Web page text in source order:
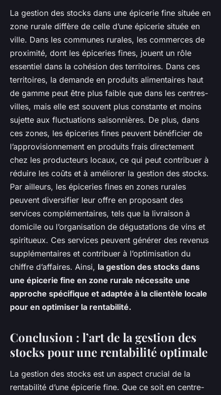
La gestion des stocks dans une épicerie fine située en
zone rurale diffère de celle d’une épicerie située en
ville. Dans les communes rurales, les commerces de
proximité, dont les épiceries fines, jouent un rôle
essentiel dans la cohésion des territoires. Dans ces
territoires, la demande en produits alimentaires haut
de gamme peut être plus faible que dans les centres-
villes, mais elle est souvent plus constante et moins
sujette aux fluctuations saisonnières. De plus, dans
ces zones, les épiceries fines peuvent bénéficier de
l’approvisionnement en produits frais directement
chez les producteurs locaux, ce qui peut contribuer à
réduire les coûts et à améliorer la gestion des stocks.
Par ailleurs, les épiceries fines en zones rurales
peuvent diversifier leur offre en proposant des
services complémentaires, tels que la livraison à
domicile ou l’organisation de dégustations de vins et
spiritueux. Ces services peuvent générer des revenus
supplémentaires et contribuer à l’optimisation du
chiffre d’affaires. Ainsi, la gestion des stocks dans
une épicerie fine en zone rurale nécessite une
approche spécifique et adaptée à la clientèle locale
pour en optimiser la rentabilité.
Conclusion : l’art de la gestion des
stocks pour une rentabilité optimale
La gestion des stocks est un aspect crucial de la
rentabilité d’une épicerie fine. Que ce soit en centre-